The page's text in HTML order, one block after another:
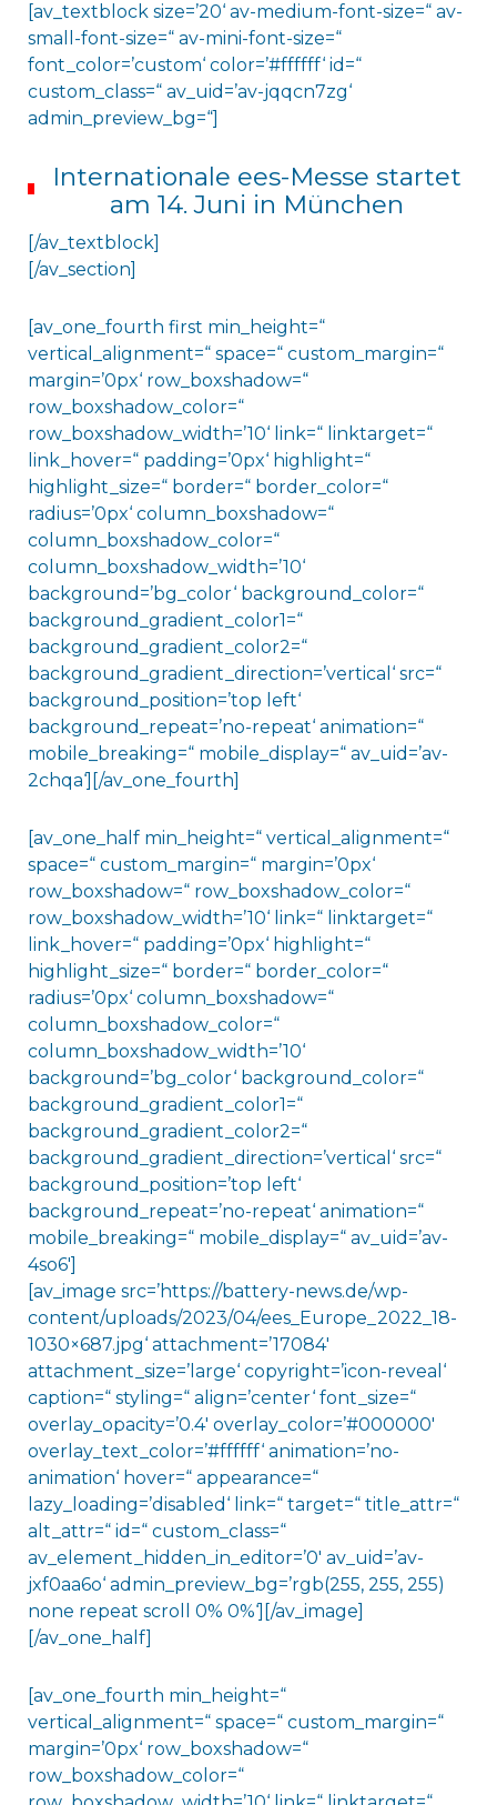
[av_textblock size=’20‘ av-medium-font-size=“ av-
small-font-size=“ av-mini-font-size=“
font_color=’custom‘ color=’#ffffff‘ id=“
custom_class=“ av_uid=’av-jqqcn7zg‘
admin_preview_bg=“]
Internationale ees-Messe startet
am 14. Juni in München
[/av_textblock]
[/av_section]
[av_one_fourth first min_height=“
vertical_alignment=“ space=“ custom_margin=“
margin=’0px‘ row_boxshadow=“
row_boxshadow_color=“
row_boxshadow_width=’10‘ link=“ linktarget=“
link_hover=“ padding=’0px‘ highlight=“
highlight_size=“ border=“ border_color=“
radius=’0px‘ column_boxshadow=“
column_boxshadow_color=“
column_boxshadow_width=’10‘
background=’bg_color‘ background_color=“
background_gradient_color1=“
background_gradient_color2=“
background_gradient_direction=’vertical‘ src=“
background_position=’top left‘
background_repeat=’no-repeat‘ animation=“
mobile_breaking=“ mobile_display=“ av_uid=’av-
2chqa‘][/av_one_fourth]
[av_one_half min_height=“ vertical_alignment=“
space=“ custom_margin=“ margin=’0px‘
row_boxshadow=“ row_boxshadow_color=“
row_boxshadow_width=’10‘ link=“ linktarget=“
link_hover=“ padding=’0px‘ highlight=“
highlight_size=“ border=“ border_color=“
radius=’0px‘ column_boxshadow=“
column_boxshadow_color=“
column_boxshadow_width=’10‘
background=’bg_color‘ background_color=“
background_gradient_color1=“
background_gradient_color2=“
background_gradient_direction=’vertical‘ src=“
background_position=’top left‘
background_repeat=’no-repeat‘ animation=“
mobile_breaking=“ mobile_display=“ av_uid=’av-
4so6′]
[av_image src=’https://battery-news.de/wp-
content/uploads/2023/04/ees_Europe_2022_18-
1030×687.jpg‘ attachment=’17084′
attachment_size=’large‘ copyright=’icon-reveal‘
caption=“ styling=“ align=’center‘ font_size=“
overlay_opacity=’0.4′ overlay_color=’#000000′
overlay_text_color=’#ffffff‘ animation=’no-
animation‘ hover=“ appearance=“
lazy_loading=’disabled‘ link=“ target=“ title_attr=“
alt_attr=“ id=“ custom_class=“
av_element_hidden_in_editor=’0′ av_uid=’av-
jxf0aa6o‘ admin_preview_bg=’rgb(255, 255, 255)
none repeat scroll 0% 0%‘][/av_image]
[/av_one_half]
[av_one_fourth min_height=“
vertical_alignment=“ space=“ custom_margin=“
margin=’0px‘ row_boxshadow=“
row_boxshadow_color=“